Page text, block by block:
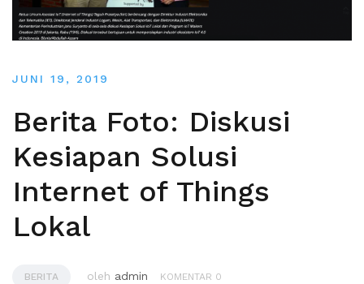
JUNI 19, 2019
Berita Foto: Diskusi
Kesiapan Solusi
Internet of Things
Lokal
BERITA oleh admin KOMENTAR 0